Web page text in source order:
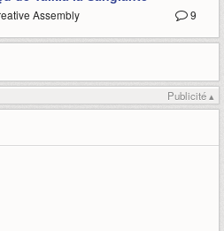
9
Assembly
Publicité ▴